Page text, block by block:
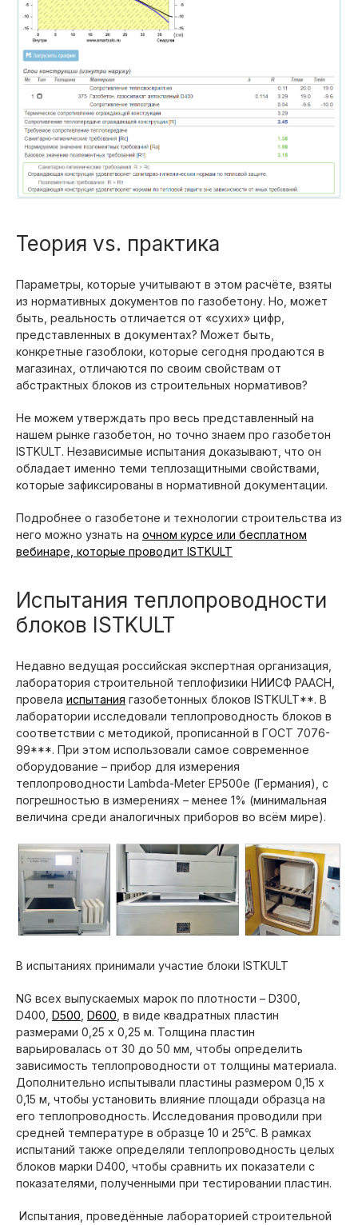
Теория vs. практика
Параметры, которые учитывают в этом расчёте, взяты
из нормативных документов по газобетону. Но, может
быть, реальность отличается от «сухих» цифр,
представленных в документах? Может быть,
конкретные газоблоки, которые сегодня продаются в
магазинах, отличаются по своим свойствам от
абстрактных блоков из строительных нормативов?
Не можем утверждать про весь представленный на
нашем рынке газобетон, но точно знаем про газобетон
ISTKULT. Независимые испытания доказывают, что он
обладает именно теми теплозащитными свойствами,
которые зафиксированы в нормативной документации.
Подробнее о газобетоне и технологии строительства из
него можно узнать на очном курсе или бесплатном
вебинаре, которые проводит ISTKULT
Испытания теплопроводности
блоков ISTKULT
Недавно ведущая российская экспертная организация,
лаборатория строительной теплофизики НИИСФ РААСН,
провела испытания газобетонных блоков ISTKULT**. В
лаборатории исследовали теплопроводность блоков в
соответствии с методикой, прописанной в ГОСТ 7076-
99***. При этом использовали самое современное
оборудование – прибор для измерения
теплопроводности Lambda-Meter EP500e (Германия), с
погрешностью в измерениях – менее 1% (минимальная
величина среди аналогичных приборов во всём мире).
В испытаниях принимали участие блоки ISTKULT
NG всех выпускаемых марок по плотности – D300,
D400, D500 D600 , в виде квадратных пластин
размерами 0,25 х 0,25 м. Толщина пластин
варьировалась от 30 до 50 мм, чтобы определить
зависимость теплопроводности от толщины материала.
Дополнительно испытывали пластины размером 0,15 х
0,15 м, чтобы установить влияние площади образца на
его теплопроводность. Исследования проводили при
средней температуре в образце 10 и 25℃. В рамках
испытаний также определяли теплопроводность целых
блоков марки D400, чтобы сравнить их показатели с
показателями, полученными при тестировании пластин.
Испытания, проведённые лабораторией строительной